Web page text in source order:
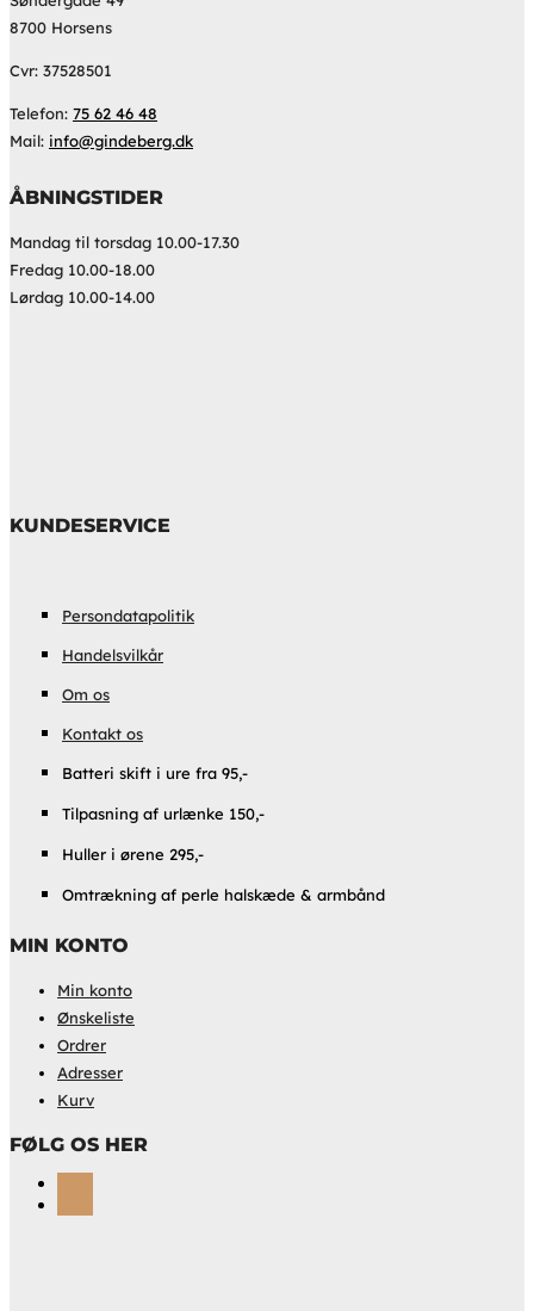
8700 Horsens
Cvr: 37528501
Telefon: 75 62 46 48
Mail: info@gindeberg.dk
ÅBNINGSTIDER
Mandag til torsdag 10.00-17.30
Fredag 10.00-18.00
Lørdag 10.00-14.00
KUNDESERVICE
Persondatapolitik
Handelsvilkår
Om os
Kontakt os
Batteri skift i ure fra 95,-
Tilpasning af urlænke 150,-
Huller i ørene 295,-
Omtrækning af perle halskæde & armbånd
MIN KONTO
Min konto
Ønskeliste
Ordrer
Adresser
Kurv
FØLG OS HER